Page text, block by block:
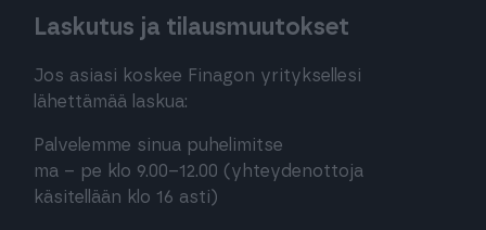
Laskutus ja tilausmuutokset
Jos asiasi koskee Finagon yrityksellesi
lähettämää laskua:
Palvelemme sinua puhelimitse
ma – pe klo 9.00–12.00 (yhteydenottoja
käsitellään klo 16 asti)